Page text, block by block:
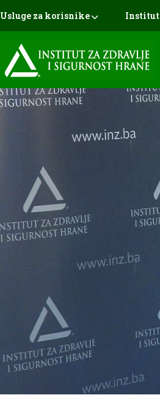
Usluge za korisnike Institut